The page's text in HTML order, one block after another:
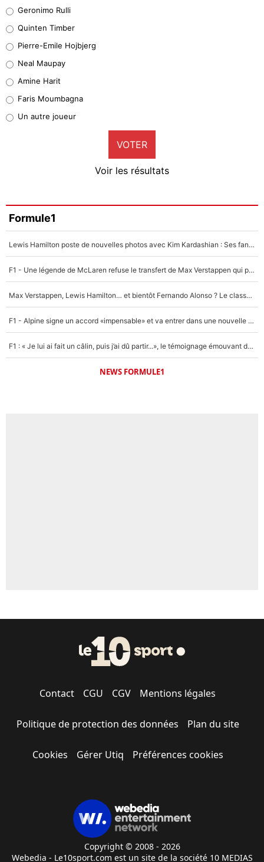
32%
5%
1%
9%
Faris Moumbagna
4%
Un autre joueur
5%
Geronimo Rulli
Quinten Timber
Pierre-Emile Hojbjerg
Neal Maupay
Amine Harit
Faris Moumbagna
Un autre joueur
VOTER
Voir les résultats
Formule1
Lewis Hamilton poste de nouvelles photos avec Kim Kardashian : Ses fans le voient déjà redevenir champion du monde de F1 grâce à elle !
F1 - Une légende de McLaren refuse le transfert de Max Verstappen qui pourrait «faire des vagues» et plomber l'ambiance dans l'équipe
Max Verstappen, Lewis Hamilton… et bientôt Fernando Alonso ? Le classement des pilotes les mieux payés en Formule 1 risque de changer !
F1 - Alpine signe un accord «impensable» et va entrer dans une nouvelle dimension : Grande nouvelle pour Pierre Gasly !
F1 : « Je lui ai fait un câlin, puis j’ai dû partir...», le témoignage émouvant de Max Verstappen sur sa fille
NEWS FORMULE1
Contact CGU CGV Mentions légales
Politique de protection des données Plan du site
Cookies Gérer Utiq Préférences cookies
Copyright © 2008 - 2026
Webedia - Le10sport.com est un site de la société 10 MEDIAS